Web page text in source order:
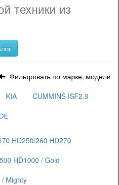
техники из
Фильтровать по марке, модели
KIA
CUMMINS ISF2.8
HD250/260 HD270
HD1000 / Gold
/ Mighty